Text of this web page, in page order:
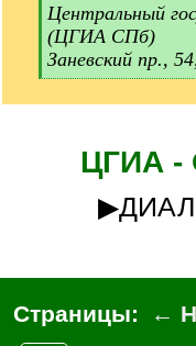
[
q
]
Центральный
(ЦГИА СПб)
Заневский пр.,
[
/
ЦГИА -
Страницы: ←